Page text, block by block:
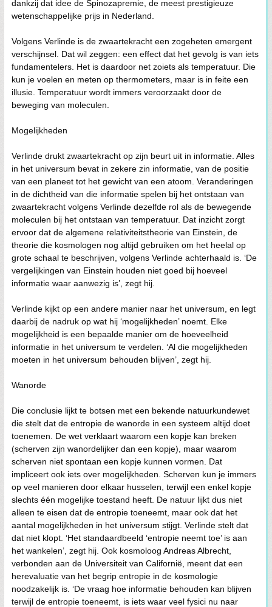
dankzij dat idee de Spinozapremie, de meest prestigieuze
wetenschappelijke prijs in Nederland.
Volgens Verlinde is de zwaartekracht een zogeheten emergent
verschijnsel. Dat wil zeggen: een effect dat het gevolg is van iets
fundamentelers. Het is daardoor net zoiets als temperatuur. Die
kun je voelen en meten op thermometers, maar is in feite een
illusie. Temperatuur wordt immers veroorzaakt door de
beweging van moleculen.
Mogelijkheden
Verlinde drukt zwaartekracht op zijn beurt uit in informatie. Alles
in het universum bevat in zekere zin informatie, van de positie
van een planeet tot het gewicht van een atoom. Veranderingen
in de dichtheid van die informatie spelen bij het ontstaan van
zwaartekracht volgens Verlinde dezelfde rol als de bewegende
moleculen bij het ontstaan van temperatuur. Dat inzicht zorgt
ervoor dat de algemene relativiteitstheorie van Einstein, de
theorie die kosmologen nog altijd gebruiken om het heelal op
grote schaal te beschrijven, volgens Verlinde achterhaald is. ‘De
vergelijkingen van Einstein houden niet goed bij hoeveel
informatie waar aanwezig is’, zegt hij.
Verlinde kijkt op een andere manier naar het universum, en legt
daarbij de nadruk op wat hij ‘mogelijkheden’ noemt. Elke
mogelijkheid is een bepaalde manier om de hoeveelheid
informatie in het universum te verdelen. ‘Al die mogelijkheden
moeten in het universum behouden blijven’, zegt hij.
Wanorde
Die conclusie lijkt te botsen met een bekende natuurkundewet
die stelt dat de entropie de wanorde in een systeem altijd doet
toenemen. De wet verklaart waarom een kopje kan breken
(scherven zijn wanordelijker dan een kopje), maar waarom
scherven niet spontaan een kopje kunnen vormen. Dat
impliceert ook iets over mogelijkheden. Scherven kun je immers
op veel manieren door elkaar husselen, terwijl een enkel kopje
slechts één mogelijke toestand heeft. De natuur lijkt dus niet
alleen te eisen dat de entropie toeneemt, maar ook dat het
aantal mogelijkheden in het universum stijgt. Verlinde stelt dat
dat niet klopt. ‘Het standaardbeeld ‘entropie neemt toe’ is aan
het wankelen’, zegt hij. Ook kosmoloog Andreas Albrecht,
verbonden aan de Universiteit van Californië, meent dat een
herevaluatie van het begrip entropie in de kosmologie
noodzakelijk is. ‘De vraag hoe informatie behouden kan blijven
terwijl de entropie toeneemt, is iets waar veel fysici nu naar